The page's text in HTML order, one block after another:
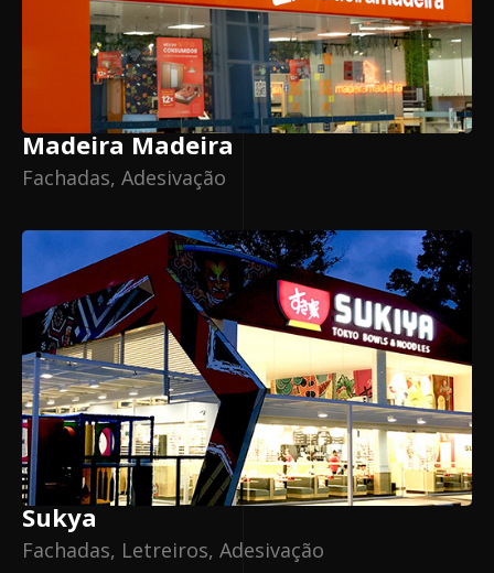
Madeira Madeira
Fachadas, Adesivação
Sukya
Fachadas, Letreiros, Adesivação